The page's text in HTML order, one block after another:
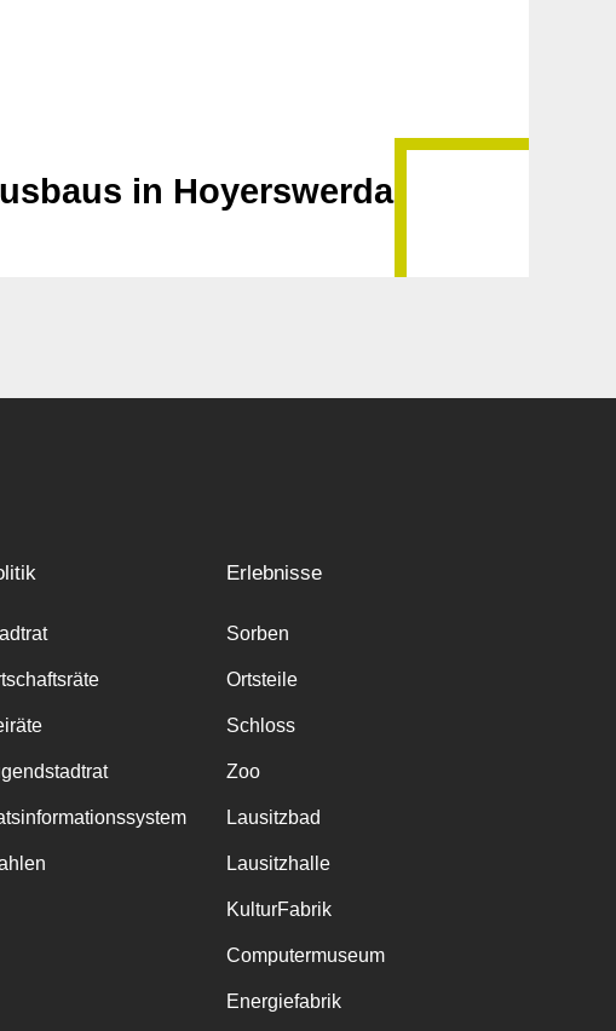
in Hoyerswerda
Erlebnisse
Sorben
Ortsteile
Schloss
Zoo
Lausitzbad
Lausitzhalle
KulturFabrik
Computermuseum
Energiefabrik